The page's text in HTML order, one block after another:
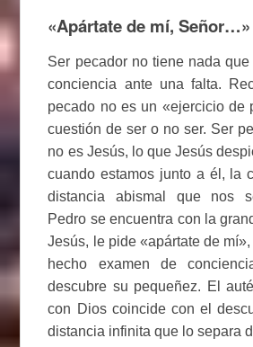
«Apártate de mí, Señor…»
Ser pecador no tiene nada
conciencia ante una falta.
pecado no es un «ejercicio de
cuestión de ser o no ser. Ser
no es Jesús, lo que Jesús
cuando estamos junto a él, la
distancia abismal que nos
Pedro se encuentra con la
Jesús, le pide «apártate de
hecho examen de
descubre su pequeñez. El
con Dios coincide con el
distancia infinita que lo separa